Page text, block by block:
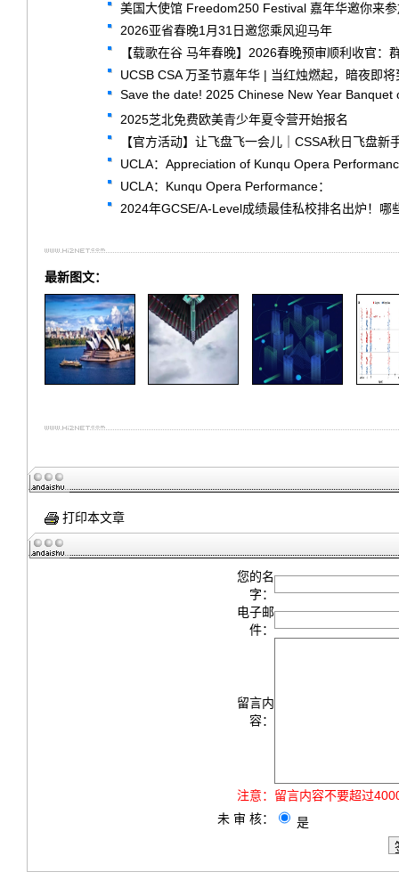
美国大使馆 Freedom250 Festival 嘉年华邀你来
2026亚省春晚1月31日邀您乘风迎马年
【载歌在谷 马年春晚】2026春晚预审顺利收官
UCSB CSA 万圣节嘉年华 | 当红烛燃起，暗夜即将
Save the date! 2025 Chinese New Year Banquet
2025芝北免费欧美青少年夏令营开始报名
【官方活动】让飞盘飞一会儿｜CSSA秋日飞盘新
UCLA：Appreciation of Kunqu Opera
UCLA：Kunqu Opera Performance：
2024年GCSE/A-Level成绩最佳私校排名出炉！哪
最新图文：
打印本文章
您的名
字：
电子邮
件：
留言内
容：
注意： 留言内容不要超过
未 审 核：
是